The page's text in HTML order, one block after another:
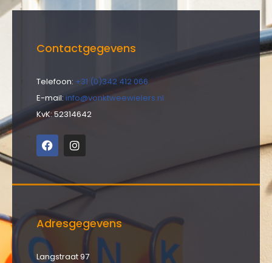
Contactgegevens
Telefoon: +31 (0)342 412 066
E-mail: info@vonktweewielers.nl
KvK: 52314642
Adresgegevens
Langstraat 97